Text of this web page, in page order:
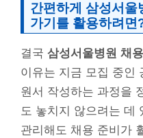
간편하게 삼성서울
가기를 활용하려면
결국 삼성서울병원 채
이유는 지금 모집 중인
원서 작성하는 과정을
도 놓치지 않으려는 데
관리해도 채용 준비가